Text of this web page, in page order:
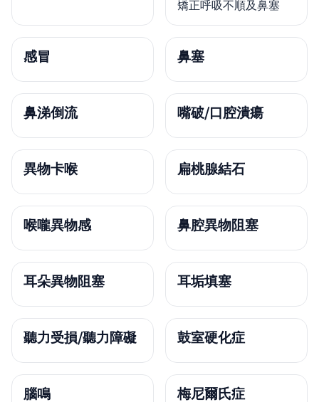
矯正呼吸不順及鼻塞
感冒 鼻塞
鼻涕倒流 嘴破/口腔潰瘍
異物卡喉 扁桃腺結石
喉嚨異物感 鼻腔異物阻塞
耳朵異物阻塞 耳垢填塞
聽力受損/聽力障礙 鼓室硬化症
腦鳴 梅尼爾氏症